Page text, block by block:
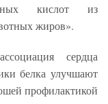
кислот из
жиров».
сердца
белка улучшают
профилактикой